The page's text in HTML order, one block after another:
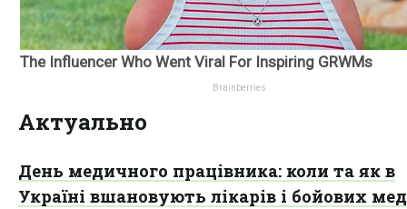
Актуально
День медичного працівника: коли та як в
Україні вшановують лікарів і бойових